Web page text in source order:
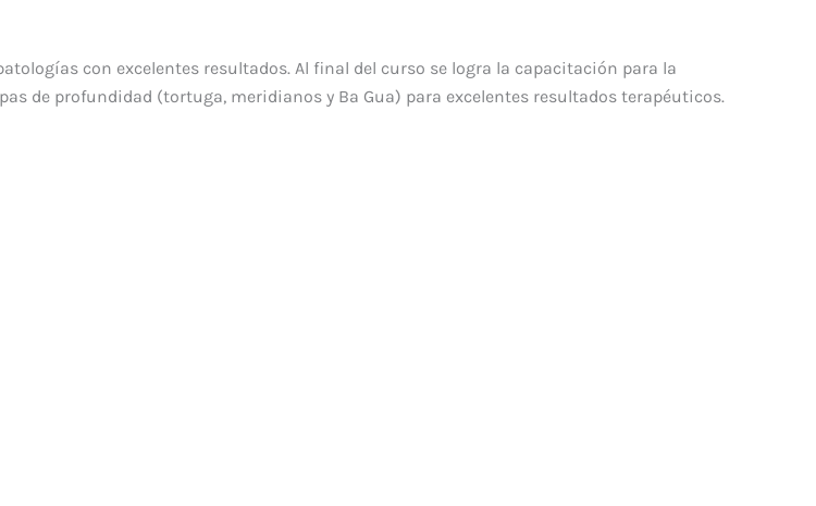
con excelentes resultados. Al final del curso se logra la capacitación para la
de profundidad (tortuga, meridianos y Ba Gua) para excelentes resultados terapéuticos.